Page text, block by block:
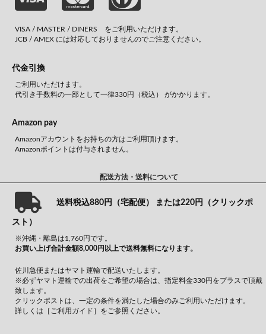
VISA / MASTER / DINERS をご利用いただけます。
JCB / AMEX には対応しておりませんのでご注意ください。
代金引換
ご利用いただけます。
代引き手数料の一部として一律330円（税込） がかかります。
Amazon pay
Amazonアカウントをお持ちの方はご利用頂けます。
Amazonポイントは付与されません。
配送方法・送料について
送料税込880円（宅配便） または220円（クリックポ
スト）
※沖縄・離島は1,760円です。
お買い上げ合計金額8,000円以上で送料無料になります。
佐川急便またはヤマト運輸で配送いたします。
※必ずヤマト運輸での出荷をご希望の場合は、指定料金330円をプラスで頂戴
致します。
クリックポストは、一定の条件を満たした場合のみご利用いただけます。
詳しくは ［ご利用ガイド］ をご参照ください。